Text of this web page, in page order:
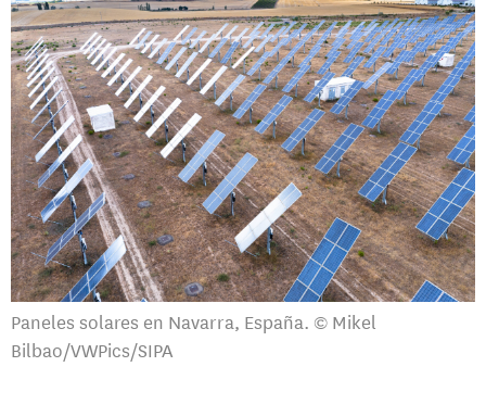
Paneles solares en Navarra, España. © Mikel
Bilbao/VWPics/SIPA